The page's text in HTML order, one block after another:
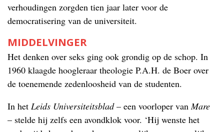
verhoudingen zorgden tien jaar later voor de
democratisering van de universiteit.
MIDDELVINGER
Het denken over seks ging ook grondig op de schop. In
1960 klaagde hoogleraar theologie P.A.H. de Boer over
de toenemende zedenloosheid van de studenten.
In het Leids Universiteitsblad– een voorloper van Mare
– stelde hij zelfs een avondklok voor. ‘Hij wenste het